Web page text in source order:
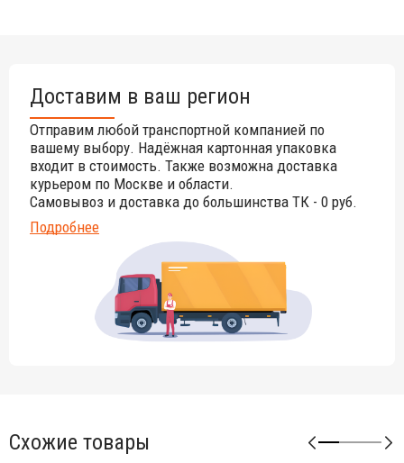
Доставим в ваш регион
Отправим любой транспортной компанией по
вашему выбору. Надёжная картонная упаковка
входит в стоимость. Также возможна доставка
курьером по Москве и области.
Самовывоз и доставка до большинства ТК - 0 руб.
Подробнее
Схожие товары